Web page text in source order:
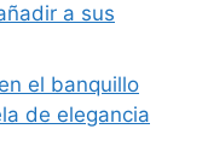
a sus
el banquillo
de elegancia